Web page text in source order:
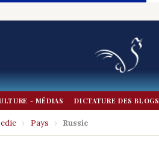
- MÉDIAS DICTATURE DES BLOGS
› Pays › Russie